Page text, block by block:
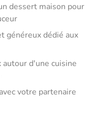
dessert maison pour
généreux dédié aux
d'une cuisine
votre partenaire